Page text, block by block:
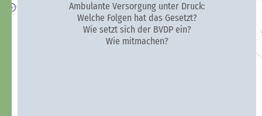
Ambulante Versorgung unter Druck:
Welche Folgen hat das Gesetzt?
Wie setzt sich der BVDP ein?
Wie mitmachen?